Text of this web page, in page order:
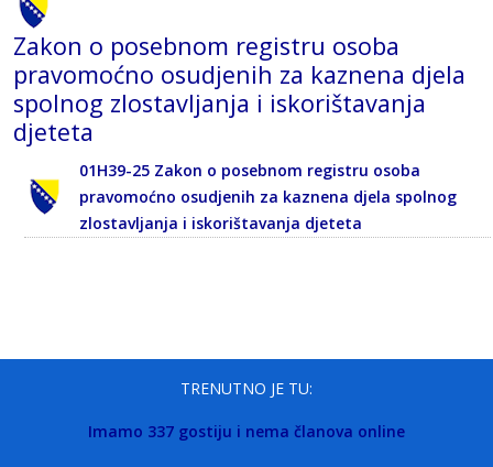
Zakon o posebnom registru osoba
pravomoćno osudjenih za kaznena djela
spolnog zlostavljanja i iskorištavanja
djeteta
01H39-25 Zakon o posebnom registru osoba
pravomoćno osudjenih za kaznena djela spolnog
zlostavljanja i iskorištavanja djeteta
TRENUTNO JE TU:
Imamo 337 gostiju i nema članova online